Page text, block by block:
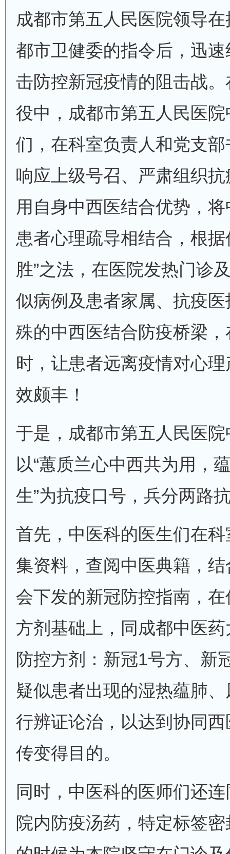
成都市第五人民医院领导
都市卫健委的指令后，迅
击防控新冠疫情的阻击战
役中，成都市第五人民医
们，在科室负责人和党支
响应上级号召、严肃组织
用自身中西医结合优势，
患者心理疏导相结合，根据
胜”之法，在医院发热门诊
似病例及患者家属、抗疫
殊的中西医结合防疫桥梁
时，让患者远离疫情对心
效颇丰！
于是，成都市第五人民医
以“蕙质兰心中西共为用，
生”为抗疫口号，兵分两路
首先，中医科的医生们在
集资料，查阅中医典籍，
会下发的新冠防控指南，
方剂基础上，同成都中医
防控方剂：新冠1号方、新
疑似患者出现的湿热蕴肺
行辨证论治，以达到协同
传变得目的。
同时，中医科的医师们还
院内防疫汤药，特定标签